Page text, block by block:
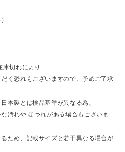
庫切れにより
く恐れもございますので、予めご了承
本製とは検品基準が異なる為、
汚れや ほつれがある場合もございま
ため、記載サイズと若干異なる場合が